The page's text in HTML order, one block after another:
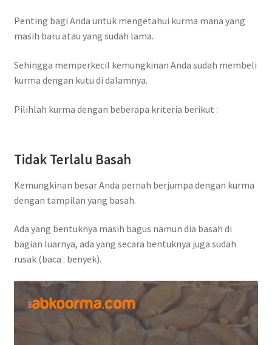
Penting bagi Anda untuk mengetahui kurma mana yang
masih baru atau yang sudah lama.
Sehingga memperkecil kemungkinan Anda sudah membeli
kurma dengan kutu di dalamnya.
Pilihlah kurma dengan beberapa kriteria berikut :
Tidak Terlalu Basah
Kemungkinan besar Anda pernah berjumpa dengan kurma
dengan tampilan yang basah.
Ada yang bentuknya masih bagus namun dia basah di
bagian luarnya, ada yang secara bentuknya juga sudah
rusak (baca : benyek).